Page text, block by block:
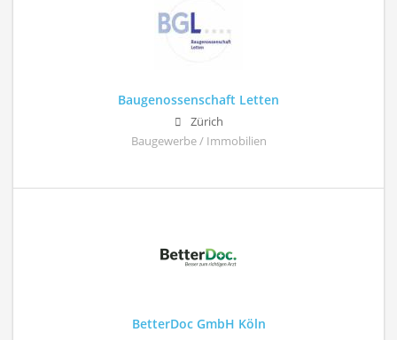
Baugenossenschaft Letten
Zürich
Baugewerbe / Immobilien
BetterDoc GmbH Köln